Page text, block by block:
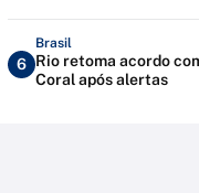
6
Brasil
Rio retoma acordo
Coral após alertas